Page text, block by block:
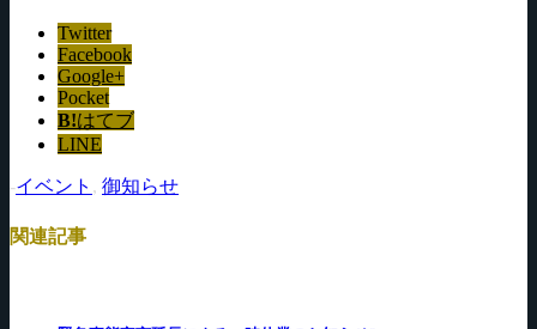
Twitter
Facebook
Google+
Pocket
B!はてブ
LINE
-イベント , 御知らせ
関連記事